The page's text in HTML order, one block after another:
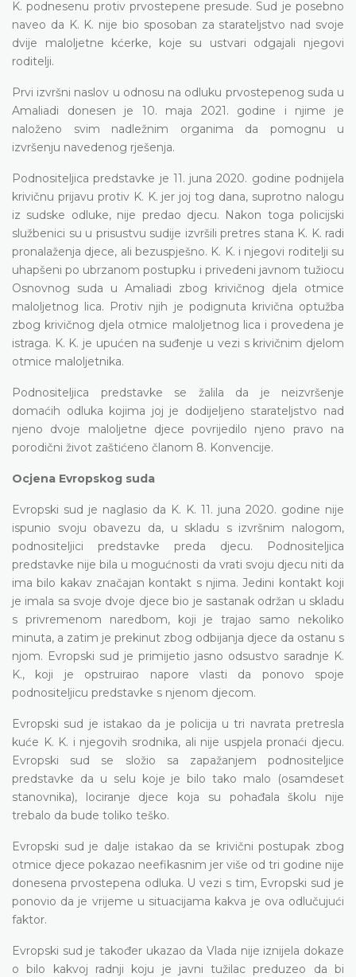
K. podnesenu protiv prvostepene presude. Sud je posebno
naveo da K. K. nije bio sposoban za starateljstvo nad svoje
dvije maloljetne kćerke, koje su ustvari odgajali njegovi
roditelji.
Prvi izvršni naslov u odnosu na odluku prvostepenog suda u
Amaliadi donesen je 10. maja 2021. godine i njime je
naloženo svim nadležnim organima da pomognu u
izvršenju navedenog rješenja.
Podnositeljica predstavke je 11. juna 2020. godine podnijela
krivičnu prijavu protiv K. K. jer joj tog dana, suprotno nalogu
iz sudske odluke, nije predao djecu. Nakon toga policijski
službenici su u prisustvu sudije izvršili pretres stana K. K. radi
pronalaženja djece, ali bezuspješno. K. K. i njegovi roditelji su
uhapšeni po ubrzanom postupku i privedeni javnom tužiocu
Osnovnog suda u Amaliadi zbog krivičnog djela otmice
maloljetnog lica. Protiv njih je podignuta krivična optužba
zbog krivičnog djela otmice maloljetnog lica i provedena je
istraga. K. K. je upućen na suđenje u vezi s krivičnim djelom
otmice maloljetnika.
Podnositeljica predstavke se žalila da je neizvršenje
domaćih odluka kojima joj je dodijeljeno starateljstvo nad
njeno dvoje maloljetne djece povrijedilo njeno pravo na
porodični život zaštićeno članom 8. Konvencije.
Ocjena Evropskog suda
Evropski sud je naglasio da K. K. 11. juna 2020. godine nije
ispunio svoju obavezu da, u skladu s izvršnim nalogom,
podnositeljici predstavke preda djecu. Podnositeljica
predstavke nije bila u mogućnosti da vrati svoju djecu niti da
ima bilo kakav značajan kontakt s njima. Jedini kontakt koji
je imala sa svoje dvoje djece bio je sastanak održan u skladu
s privremenom naredbom, koji je trajao samo nekoliko
minuta, a zatim je prekinut zbog odbijanja djece da ostanu s
njom. Evropski sud je primijetio jasno odsustvo saradnje K.
K., koji je opstruirao napore vlasti da ponovo spoje
podnositeljicu predstavke s njenom djecom.
Evropski sud je istakao da je policija u tri navrata pretresla
kuće K. K. i njegovih srodnika, ali nije uspjela pronaći djecu.
Evropski sud se složio sa zapažanjem podnositeljice
predstavke da u selu koje je bilo tako malo (osamdeset
stanovnika), lociranje djece koja su pohađala školu nije
trebalo da bude toliko teško.
Evropski sud je dalje istakao da se krivični postupak zbog
otmice djece pokazao neefikasnim jer više od tri godine nije
donesena prvostepena odluka. U vezi s tim, Evropski sud je
ponovio da je vrijeme u situacijama kakva je ova odlučujući
faktor.
Evropski sud je također ukazao da Vlada nije iznijela dokaze
o bilo kakvoj radnji koju je javni tužilac preduzeo da bi